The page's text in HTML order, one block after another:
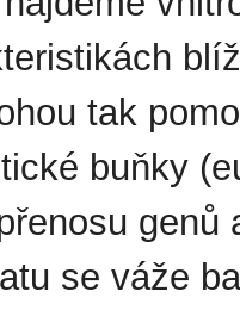
tak
buňky
se váže